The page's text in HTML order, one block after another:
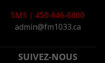
SMS | 450-646-6800
admin@fm1033.ca
SUIVEZ-NOUS